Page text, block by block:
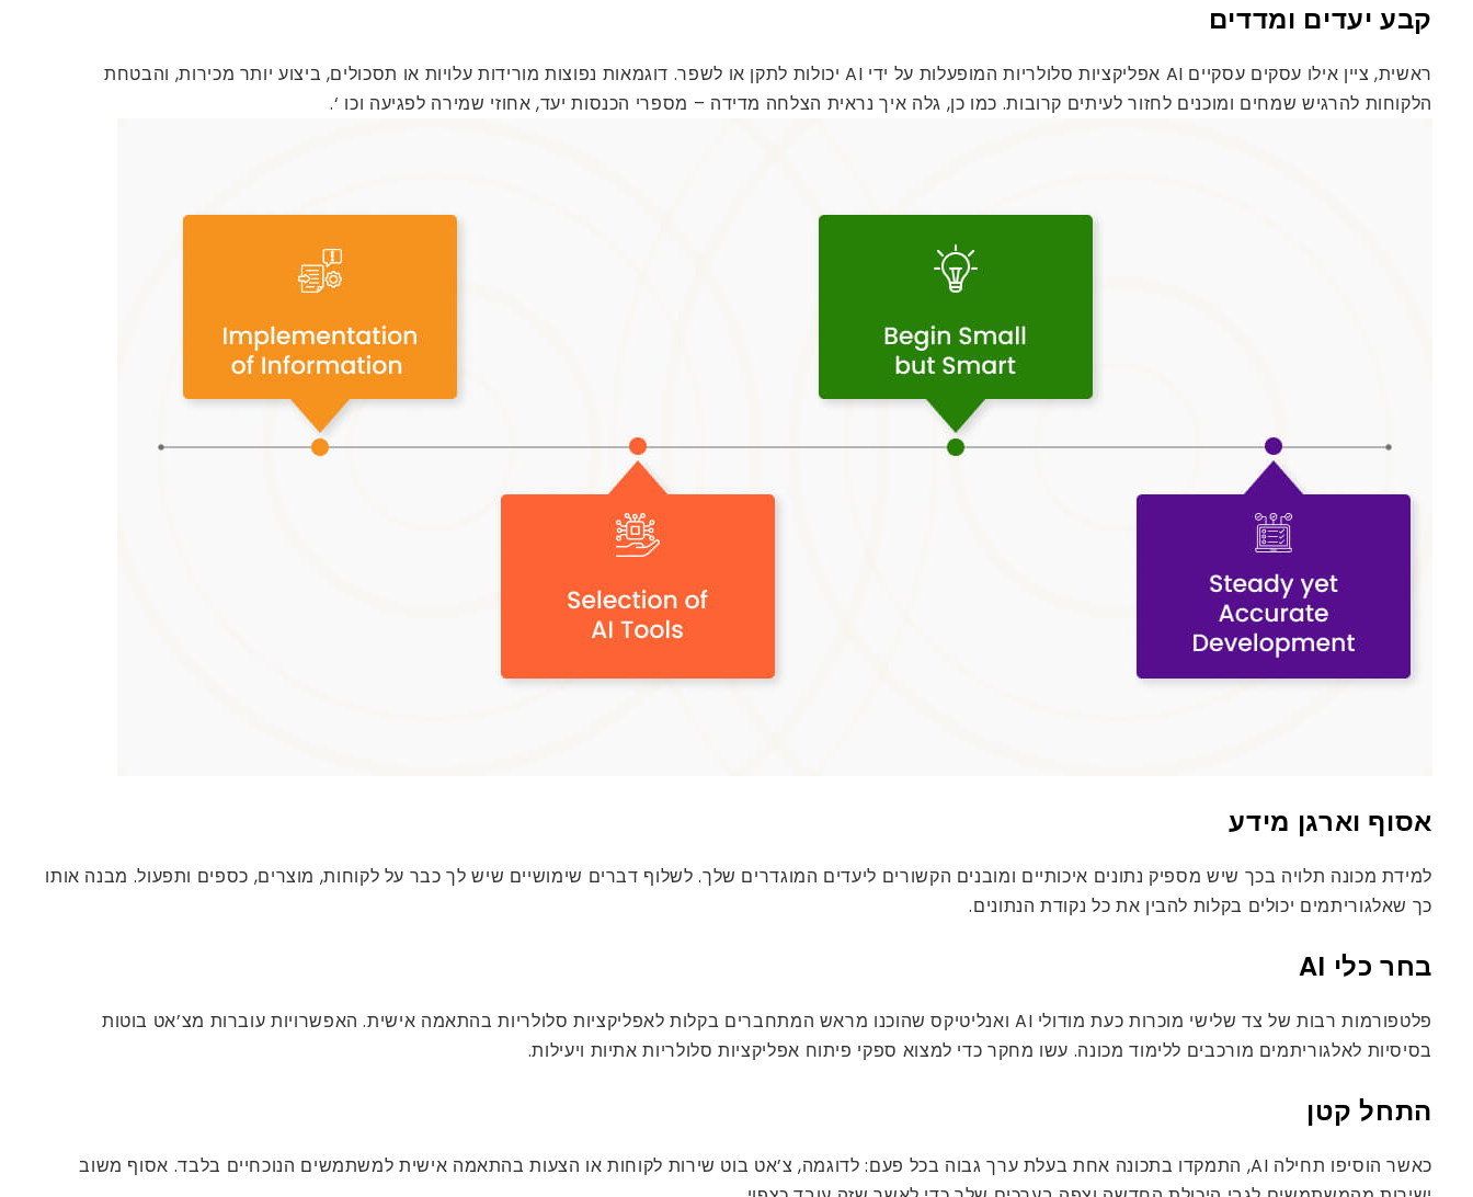
קבע יעדים ומדדים
ראשית, ציין אילו עסקים עסקיים AI אפליקציות סלולריות המופעלות על ידי AI יכולות לתקן או לשפר. דוגמאות נפוצות מורידות עלויות או תסכולים, ביצוע יותר מכירות, והבטחת
הלקוחות להרגיש שמחים ומוכנים לחזור לעיתים קרובות. כמו כן, גלה איך נראית הצלחה מדידה – מספרי הכנסות יעד, אחוזי שמירה לפגיעה וכו ‘.
אסוף וארגן מידע
למידת מכונה תלויה בכך שיש מספיק נתונים איכותיים ומובנים הקשורים ליעדים המוגדרים שלך. לשלוף דברים שימושיים שיש לך כבר על לקוחות, מוצרים, כספים ותפעול. מבנה אותו
כך שאלגוריתמים יכולים בקלות להבין את כל נקודת הנתונים.
בחר כלי AI
פלטפורמות רבות של צד שלישי מוכרות כעת מודולי AI ואנליטיקס שהוכנו מראש המתחברים בקלות לאפליקציות סלולריות בהתאמה אישית. האפשרויות עוברות מצ’אט בוטות
בסיסיות לאלגוריתמים מורכבים ללימוד מכונה. עשו מחקר כדי למצוא ספקי פיתוח אפליקציות סלולריות אתיות ויעילות.
התחל קטן
כאשר הוסיפו תחילה AI, התמקדו בתכונה אחת בעלת ערך גבוה בכל פעם: לדוגמה, צ’אט בוט שירות לקוחות או הצעות בהתאמה אישית למשתמשים הנוכחיים בלבד. אסוף משוב